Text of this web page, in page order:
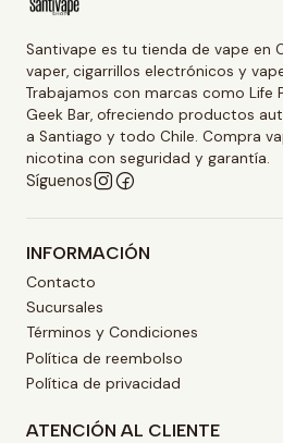
Santivape es tu tienda de vape en
vaper, cigarrillos electrónicos y
Trabajamos con marcas como Life
Geek Bar, ofreciendo productos
a Santiago y todo Chile. Compra
nicotina con seguridad y garantía.
Síguenos
INFORMACIÓN
Contacto
Sucursales
Términos y Condiciones
Política de reembolso
Política de privacidad
ATENCIÓN AL CLIENTE